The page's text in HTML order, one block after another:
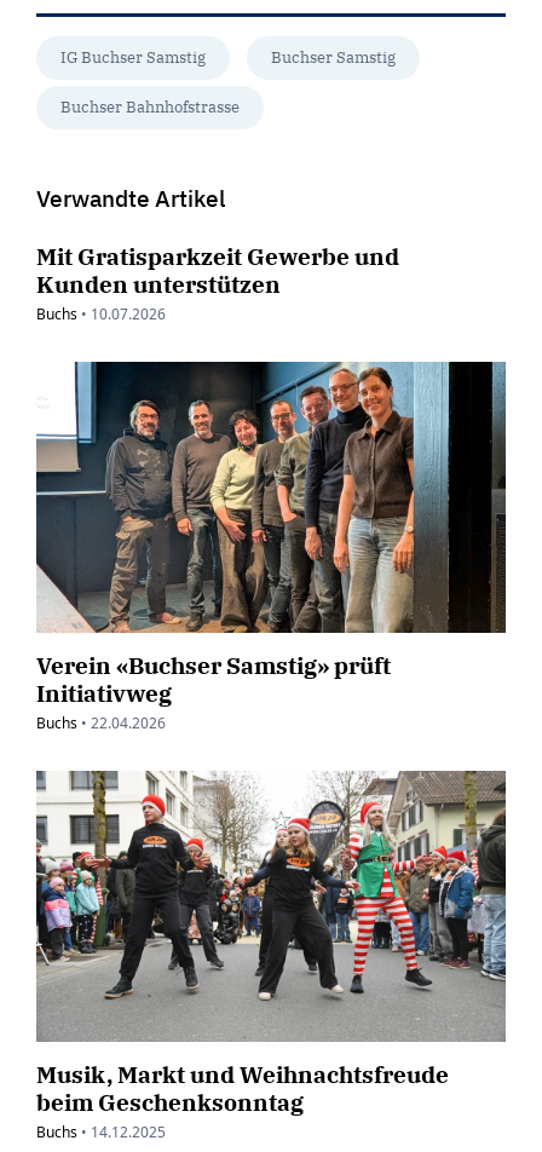
IG Buchser Samstig Buchser Samstig
Buchser Bahnhofstrasse
Verwandte Artikel
Mit Gratisparkzeit Gewerbe und
Kunden unterstützen
Buchs • 10.07.2026
Verein «Buchser Samstig» prüft
Initiativweg
Buchs • 22.04.2026
Musik, Markt und Weihnachtsfreude
beim Geschenksonntag
Buchs • 14.12.2025